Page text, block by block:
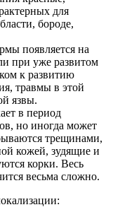
для
бороде,
появляется на
при уже развитом
к развитию
травмы в этой
язвы.
в период
но иногда может
трещинами,
кожей, зудящие и
корки. Весь
весьма сложно.